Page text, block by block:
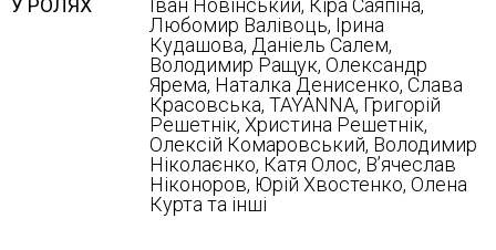
У РОЛЯХ
Іван Новінський, Кіра Саяпіна,
Любомир Валівоць, Ірина
Кудашова, Даніель Салем,
Володимир Ращук, Олександр
Ярема, Наталка Денисенко, Слава
Красовська, TAYANNA, Григорій
Решетнік, Христина Решетнік,
Олексій Комаровський, Володимир
Ніколаєнко, Катя Олос, В’ячеслав
Ніконоров, Юрій Хвостенко, Олена
Курта та інші